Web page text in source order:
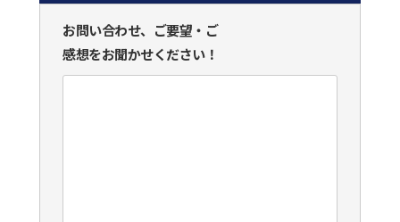
お問い合わせ、ご要望・ご
感想をお聞かせください！